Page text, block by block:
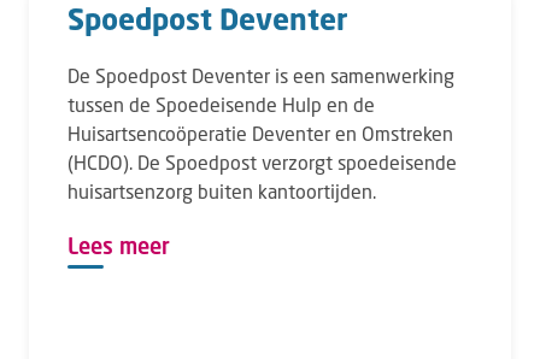
Spoedpost Deventer
De Spoedpost Deventer is een samenwerking
tussen de Spoedeisende Hulp en de
Huisartsencoöperatie Deventer en Omstreken
(HCDO). De Spoedpost verzorgt spoedeisende
huisartsenzorg buiten kantoortijden.
Lees meer